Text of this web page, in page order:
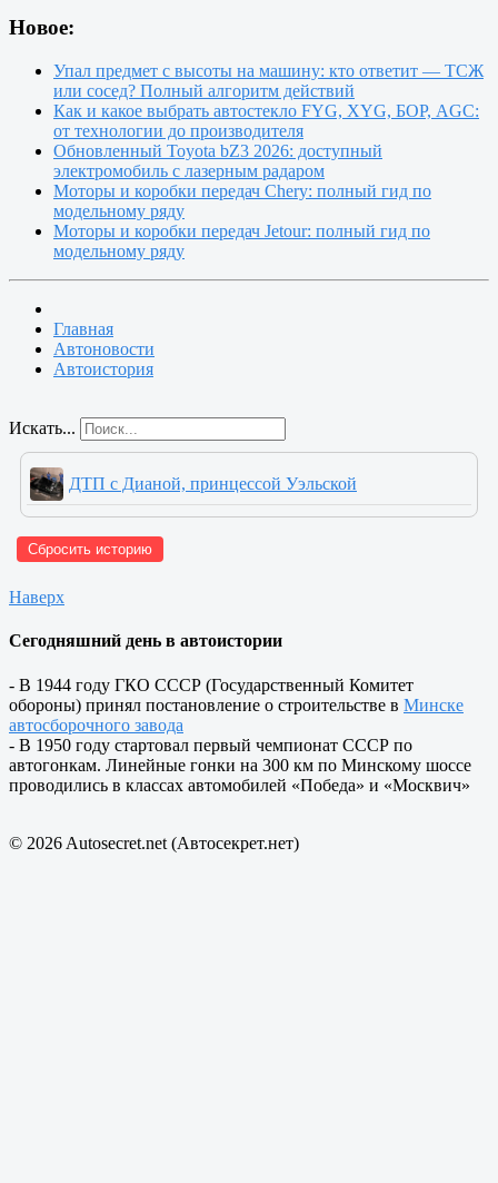
Новое:
Упал предмет с высоты на машину: кто ответит — ТСЖ
или сосед? Полный алгоритм действий
Как и какое выбрать автостекло FYG, XYG, БОР, AGC:
от технологии до производителя
Обновленный Toyota bZ3 2026: доступный
электромобиль с лазерным радаром
Моторы и коробки передач Chery: полный гид по
модельному ряду
Моторы и коробки передач Jetour: полный гид по
модельному ряду
Главная
Автоновости
Автоистория
Искать...
ДТП с Дианой, принцессой Уэльской
Сбросить историю
Наверх
Сегодняшний день в автоистории
- В 1944 году ГКО СССР (Государственный Комитет
обороны) принял постановление о строительстве в Минске
автосборочного завода
- В 1950 году стартовал первый чемпионат СССР по
автогонкам. Линейные гонки на 300 км по Минскому шоссе
проводились в классах автомобилей «Победа» и «Москвич»
© 2026 Autosecret.net (Автосекрет.нет)